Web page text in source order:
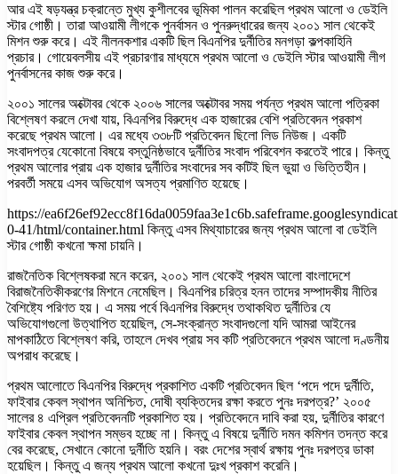
আর এই ষড়যন্ত্র চক্রান্তে মুখ্য কুশীলবের ভূমিকা পালন করেছিল প্রথম আলো ও ডেইলি
স্টার গোষ্ঠী। তারা আওয়ামী লীগকে পুনর্বাসন ও পুনরুদ্ধারের জন্য ২০০১ সাল থেকেই
মিশন শুরু করে। এই নীলনকশার একটি ছিল বিএনপির দুর্নীতির মনগড়া কল্পকাহিনি
প্রচার। গোয়েবলসীয় এই প্রচারণার মাধ্যমে প্রথম আলো ও ডেইলি স্টার আওয়ামী লীগ
পুনর্বাসনের কাজ শুরু করে।
২০০১ সালের অক্টোবর থেকে ২০০৬ সালের অক্টোবর সময় পর্যন্ত প্রথম আলো পত্রিকা
বিশ্লেষণ করলে দেখা যায়, বিএনপির বিরুদ্ধে এক হাজারের বেশি প্রতিবেদন প্রকাশ
করেছে প্রথম আলো। এর মধ্যে ৩৩৮টি প্রতিবেদন ছিলো লিড নিউজ। একটি
সংবাদপত্র যেকোনো বিষয়ে বস্তুনিষ্ঠভাবে দুর্নীতির সংবাদ পরিবেশন করতেই পারে। কিন্তু
প্রথম আলোর প্রায় এক হাজার দুর্নীতির সংবাদের সব কটিই ছিল ভুয়া ও ভিত্তিহীন।
পরবর্তী সময়ে এসব অভিযোগ অসত্য প্রমাণিত হয়েছে।
https://
0-41/html/container.html কিন্তু এসব মিথ্যাচারের জন্য প্রথম আলো বা ডেইলি
স্টার গোষ্ঠী কখনো ক্ষমা চায়নি।
রাজনৈতিক বিশ্লেষকরা মনে করেন, ২০০১ সাল থেকেই প্রথম আলো বাংলাদেশে
বিরাজনৈতিকীকরণের মিশনে নেমেছিল। বিএনপির চরিত্র হনন তাদের সম্পাদকীয় নীতির
বৈশিষ্ট্যে পরিণত হয়। এ সময় পর্বে বিএনপির বিরুদ্ধে তথাকথিত দুর্নীতির যে
অভিযোগগুলো উত্থাপিত হয়েছিল, সে-সংক্রান্ত সংবাদগুলো যদি আমরা আইনের
মাপকাঠিতে বিশ্লেষণ করি, তাহলে দেখব প্রায় সব কটি প্রতিবেদনে প্রথম আলো দণ্ডনীয়
অপরাধ করেছে।
প্রথম আলোতে বিএনপির বিরুদ্ধে প্রকাশিত একটি প্রতিবেদন ছিল ‘পদে পদে দুর্নীতি,
ফাইবার কেবল স্থাপন অনিশ্চিত, দোষী ব্যক্তিদের রক্ষা করতে পুনঃ দরপত্র?’ ২০০৫
সালের ৪ এপ্রিল প্রতিবেদনটি প্রকাশিত হয়। প্রতিবেদনে দাবি করা হয়, দুর্নীতির কারণে
ফাইবার কেবল স্থাপন সম্ভব হচ্ছে না। কিন্তু এ বিষয়ে দুর্নীতি দমন কমিশন তদন্ত করে
বের করেছে, সেখানে কোনো দুর্নীতি হয়নি। বরং দেশের স্বার্থ রক্ষায় পুনঃ দরপত্র ডাকা
হয়েছিল। কিন্তু এ জন্য প্রথম আলো কখনো দুঃখ প্রকাশ করেনি।